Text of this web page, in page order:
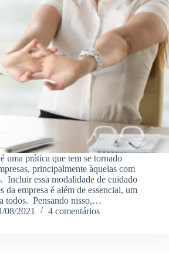
uma prática que tem se tornado
principalmente àquelas com
Incluir essa modalidade de cuidado
da empresa é além de essencial, um
todos. Pensando nisso,…
08/2021 4 comentários